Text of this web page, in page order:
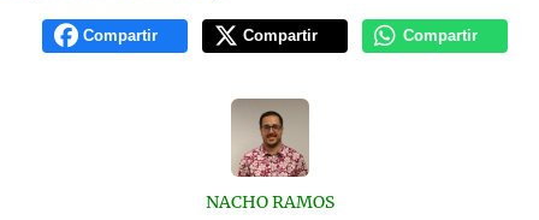
Compartir Compartir Compartir
NACHO RAMOS